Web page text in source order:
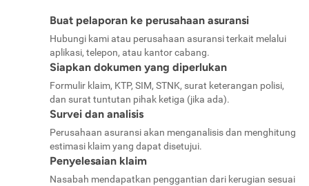
Buat pelaporan ke perusahaan asuransi
Hubungi kami atau perusahaan asuransi terkait melalui
aplikasi, telepon, atau kantor cabang.
Siapkan dokumen yang diperlukan
Formulir klaim, KTP, SIM, STNK, surat keterangan polisi,
dan surat tuntutan pihak ketiga (jika ada).
Survei dan analisis
Perusahaan asuransi akan menganalisis dan menghitung
estimasi klaim yang dapat disetujui.
Penyelesaian klaim
Nasabah mendapatkan penggantian dari kerugian sesuai